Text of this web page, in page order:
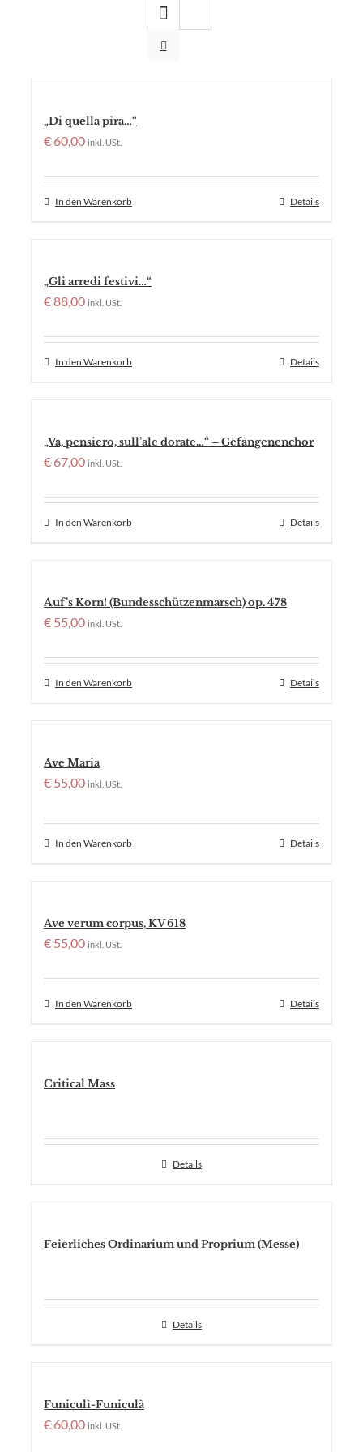
„Di quella pira…“
€ 60,00 inkl. USt.
In den Warenkorb Details
„Gli arredi festivi…“
€88,00 inkl. USt.
In den Warenkorb Details
„Va, pensiero, sull’ale dorate…“ – Gefangenenchor
€ 67,00 inkl. USt.
In den Warenkorb Details
Auf’s Korn! (Bundesschützenmarsch) op. 478
€ 55,00 inkl. USt.
In den Warenkorb Details
Ave Maria
€ 55,00 inkl. USt.
In den Warenkorb Details
Ave verum corpus, KV 618
€ 55,00 inkl. USt.
In den Warenkorb Details
Critical Mass
Details
Feierliches Ordinarium und Proprium (Messe)
Details
Funiculì-Funiculà
€ 60,00 inkl. USt.